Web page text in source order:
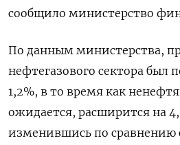
сообщило министерство
По данным министерства,
нефтегазового сектора был
1,2%, в то время как
ожидается, расширится на
изменившись по